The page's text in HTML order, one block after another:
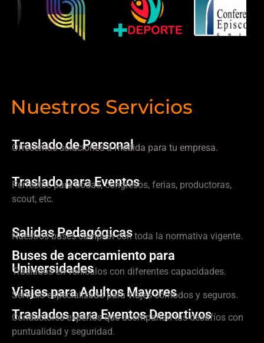
Nuestros Servicios
Traslado de Personal
Ofrecemos soluciones a medida para tu empresa.
Traslado para Eventos
Perfectos para bodas, congresos, ferias, productoras,
scout, etc.
Salidas Pedagógicas
Nuestros buses cumplen con toda la normativa vigente.
Buses de acercamiento para
Universidades
Traslados en vehículos con diferentes capacidades.
Viajes para Adultos Mayores
Servicio especializado para viajes cómodos y seguros.
Traslados para Eventos Deportivos
Conductores expertos que acompañan tus desafíos con
puntualidad y seguridad.